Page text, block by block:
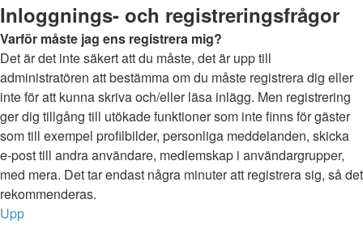
Inloggnings- och registreringsfrågor
Varför måste jag ens registrera mig?
Det är det inte säkert att du måste, det är upp till
administratören att bestämma om du måste registrera dig eller
inte för att kunna skriva och/eller läsa inlägg. Men registrering
ger dig tillgång till utökade funktioner som inte finns för gäster
som till exempel profilbilder, personliga meddelanden, skicka
e-post till andra användare, medlemskap i användargrupper,
med mera. Det tar endast några minuter att registrera sig, så det
rekommenderas.
Upp